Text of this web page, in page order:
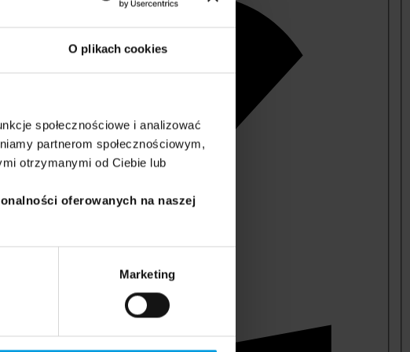
O plikach cookies
społecznościowe i analizować
partnerom społecznościowym,
otrzymanymi od Ciebie lub
oferowanych na naszej
Marketing